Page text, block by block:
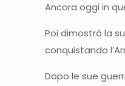
Ancora oggi in
Poi dimostrò la
conquistando
Dopo le sue